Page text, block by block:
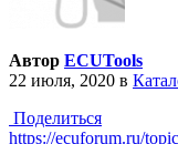
Автор ECUTools
22 июля, 2020 в
Поделиться
https://ecuforum.ru/